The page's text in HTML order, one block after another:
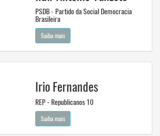
PSDB - Partido da Social Democracia
Brasileira
Saiba mais
Irio Fernandes
REP - Republicanos 10
Saiba mais